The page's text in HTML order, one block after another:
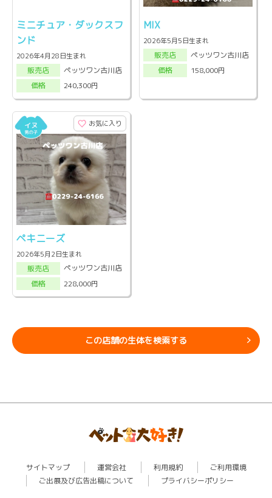
ミニチュア・ダックスフ
ンド
2026年4月28日生まれ
販売店
ペッツワン古川店
価格
240,300円
MIX
2026年5月5日生まれ
販売店
ペッツワン古川店
価格
158,000円
お気に入り
ペキニーズ
2026年5月2日生まれ
販売店
ペッツワン古川店
価格
228,000円
この店舗の生体を検索する
サイトマップ 運営会社 利用規約
ご利用環境
ご出展及び広告出稿について
プライバシーポリシー